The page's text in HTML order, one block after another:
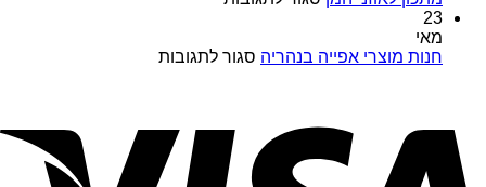
המן
23
מאי
חנות מוצרי אפייה בנהריה סגור לתגובותעל
בנהריה